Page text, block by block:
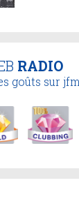
RADIO
goûts sur jfm